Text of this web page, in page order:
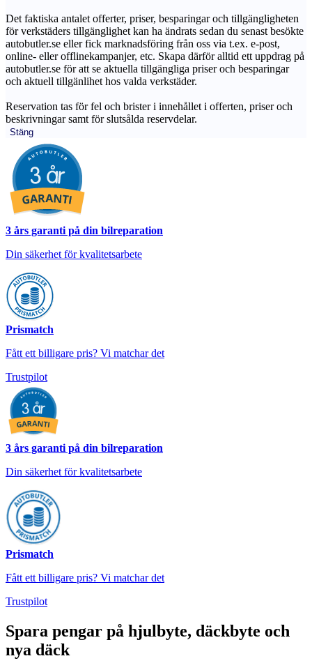
Det faktiska antalet offerter, priser, besparingar och tillgängligheten
för verkstäders tillgänglighet kan ha ändrats sedan du senast besökte
autobutler.se eller fick marknadsföring från oss via t.ex. e-post,
online- eller offlinekampanjer, etc. Skapa därför alltid ett uppdrag på
autobutler.se för att se aktuella tillgängliga priser och besparingar
och aktuell tillgänlihet hos valda verkstäder.
Reservation tas för fel och brister i innehållet i offerten, priser och
beskrivningar samt för slutsålda reservdelar.
Stäng
3 års garanti på din bilreparation
Din säkerhet för kvalitetsarbete
Prismatch
Fått ett billigare pris? Vi matchar det
Trustpilot
3 års garanti på din bilreparation
Din säkerhet för kvalitetsarbete
Prismatch
Fått ett billigare pris? Vi matchar det
Trustpilot
Spara pengar på hjulbyte, däckbyte och
nya däck